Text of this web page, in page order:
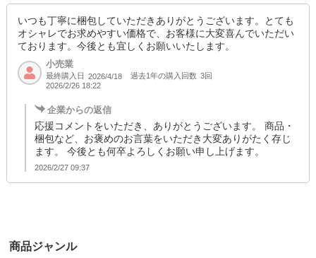
いつも丁寧に梱包していただきありがとうございます。とても
オシャレでお求めやすい価格で、お客様に大変喜んでいただい
ております。今後とも宜しくお願いいたします。
小売業
最終購入日 2026/4/18 過去1年の購入回数 3回
2026/2/26 18:22
企業からの返信
応援コメントをいただき、ありがとうございます。 商品・
梱包など、お褒めのお言葉をいただき大変ありがたく存じ
ます。 今後とも何卒よろしくお願い申し上げます。
2026/2/27 09:37
商品ジャンル